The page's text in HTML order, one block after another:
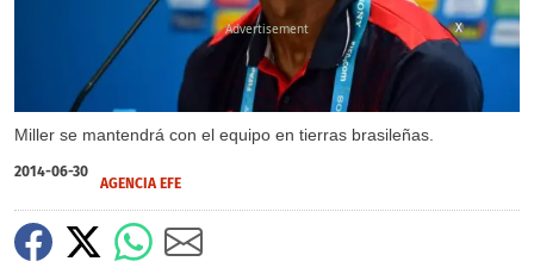
Miller se mantendrá con el equipo en tierras brasileñas.
X
2014-06-30
AGENCIA EFE